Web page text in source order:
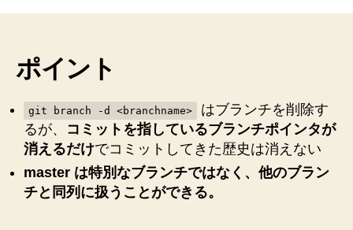
ン
チ
が
な
場
ポイント
git branch -d <branchname>
はブランチを削除す
るが、 コミットを指しているブランチポインタが
消えるだけでコミットしてきた歴史は消えない
master は特別なブランチではなく、他のブラン
チと同列に扱うことができる。